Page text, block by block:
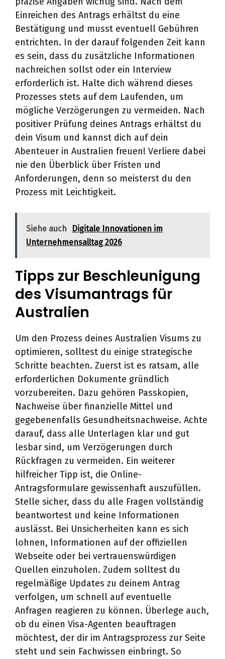
Einreichen des Antrags erhältst du eine
Bestätigung und musst eventuell Gebühren
entrichten. In der darauf folgenden Zeit kann
es sein, dass du zusätzliche Informationen
nachreichen sollst oder ein Interview
erforderlich ist. Halte dich während dieses
Prozesses stets auf dem Laufenden, um
mögliche Verzögerungen zu vermeiden. Nach
positiver Prüfung deines Antrags erhältst du
dein Visum und kannst dich auf dein
Abenteuer in Australien freuen! Verliere dabei
nie den Überblick über Fristen und
Anforderungen, denn so meisterst du den
Prozess mit Leichtigkeit.
Siehe auch
Digitale Innovationen im
Unternehmensalltag 2026
Tipps zur Beschleunigung
des Visumantrags für
Australien
Um den Prozess deines Australien Visums zu
optimieren, solltest du einige strategische
Schritte beachten. Zuerst ist es ratsam, alle
erforderlichen Dokumente gründlich
vorzubereiten. Dazu gehören Passkopien,
Nachweise über finanzielle Mittel und
gegebenenfalls Gesundheitsnachweise. Achte
darauf, dass alle Unterlagen klar und gut
lesbar sind, um Verzögerungen durch
Rückfragen zu vermeiden. Ein weiterer
hilfreicher Tipp ist, die Online-
Antragsformulare gewissenhaft auszufüllen.
Stelle sicher, dass du alle Fragen vollständig
beantwortest und keine Informationen
auslässt. Bei Unsicherheiten kann es sich
lohnen, Informationen auf der offiziellen
Webseite oder bei vertrauenswürdigen
Quellen einzuholen. Zudem solltest du
regelmäßige Updates zu deinem Antrag
verfolgen, um schnell auf eventuelle
Anfragen reagieren zu können. Überlege auch,
ob du einen Visa-Agenten beauftragen
möchtest, der dir im Antragsprozess zur Seite
steht und sein Fachwissen einbringt. So